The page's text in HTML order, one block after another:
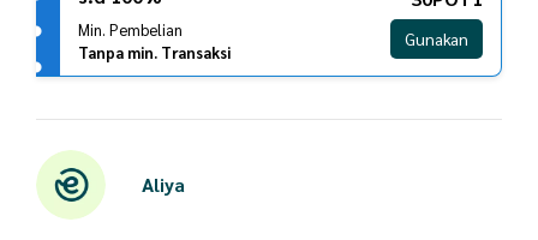
Min. Pembelian
Tanpa min. Transaksi
Gunakan
Aliya